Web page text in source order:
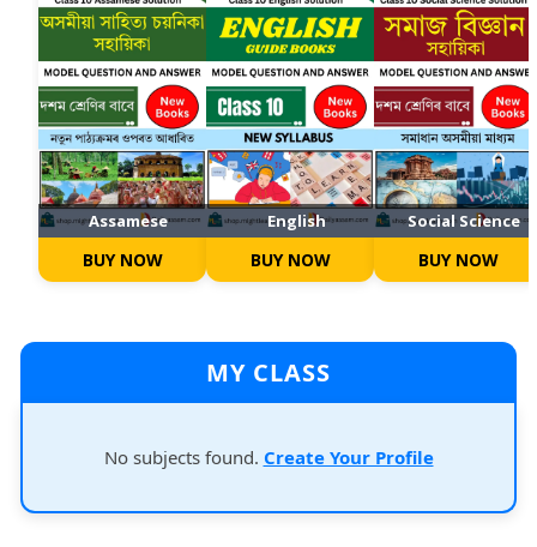
Assamese
BUY NOW
English
BUY NOW
Social Science
BUY NOW
MY CLASS
No subjects found. Create Your Profile